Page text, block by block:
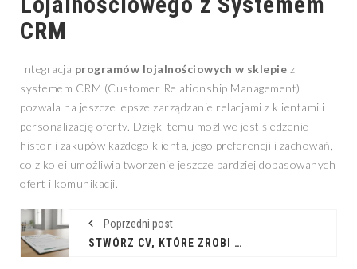
CRM
Integracja programów lojalnościowych w sklepie z
systemem CRM (Customer Relationship Management)
pozwala na jeszcze lepsze zarządzanie relacjami z klientami i
personalizację oferty. Dzięki temu możliwe jest śledzenie
historii zakupów każdego klienta, jego preferencji i zachowań,
co z kolei umożliwia tworzenie jeszcze bardziej dopasowanych
ofert i komunikacji.
Poprzedni post
STWÓRZ CV, KTÓRE ZROBI WRAŻENIE